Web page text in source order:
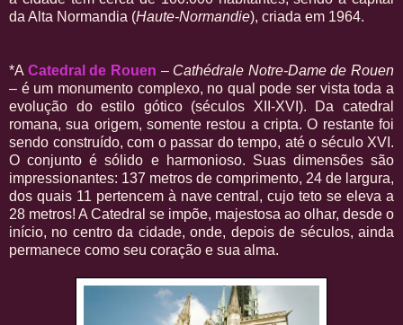
da Alta Normandia (Haute-Normandie), criada em 1964.
*A Catedral de Rouen – Cathédrale Notre-Dame de Rouen
– é um monumento complexo, no qual pode ser vista toda a
evolução do estilo gótico (séculos XII-XVI). Da catedral
romana, sua origem, somente restou a cripta. O restante foi
sendo construído, com o passar do tempo, até o século XVI.
O conjunto é sólido e harmonioso. Suas dimensões são
impressionantes: 137 metros de comprimento, 24 de largura,
dos quais 11 pertencem à nave central, cujo teto se eleva a
28 metros! A Catedral se impõe, majestosa ao olhar, desde o
início, no centro da cidade, onde, depois de séculos, ainda
permanece como seu coração e sua alma.